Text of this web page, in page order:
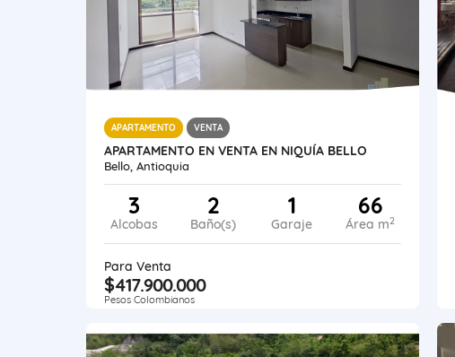
APARTAMENTO VENTA
APARTAMENTO EN VENTA EN NIQUÍA BELLO
Bello, Antioquia
3
Alcobas
2
Baño(s)
1
Garaje
66
Área m2
Para Venta
$417.900.000
Pesos Colombianos